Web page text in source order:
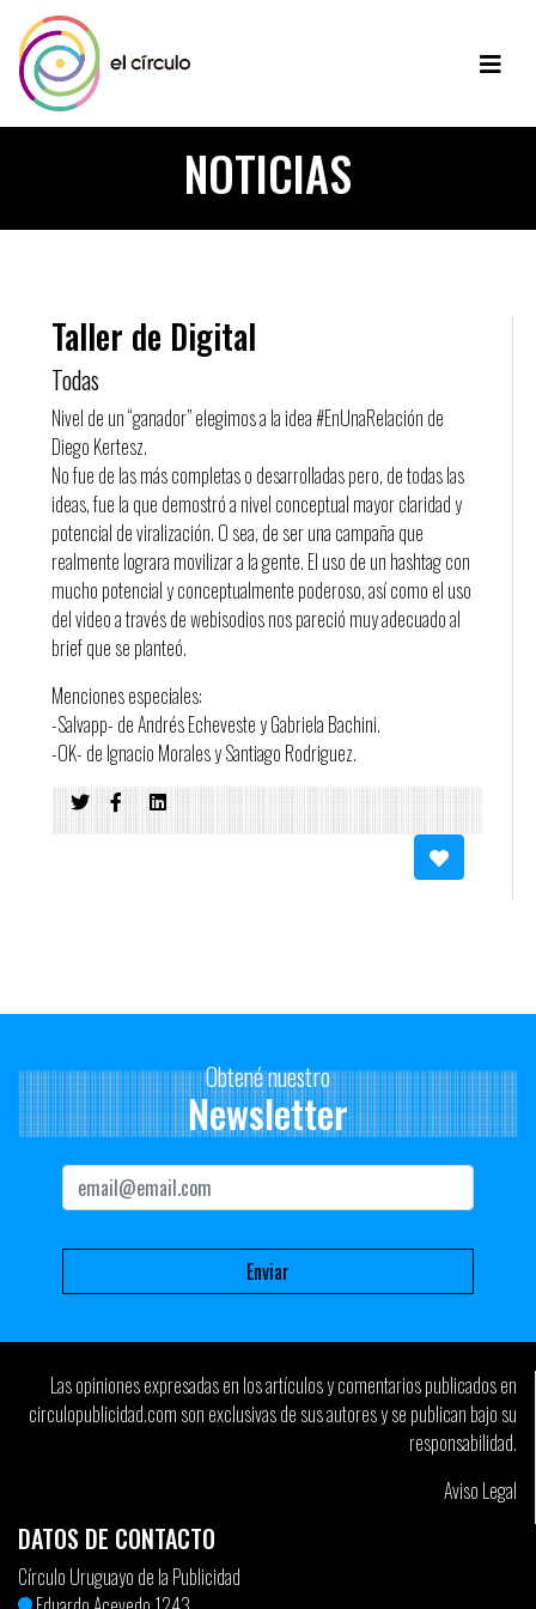
NOTICIAS
Taller de Digital
Todas
Nivel de un “ganador” elegimos a la idea #EnUnaRelación de
Diego Kertesz.
No fue de las más completas o desarrolladas pero, de todas las
ideas, fue la que demostró a nivel conceptual mayor claridad y
potencial de viralización. O sea, de ser una campaña que
realmente lograra movilizar a la gente. El uso de un hashtag con
mucho potencial y conceptualmente poderoso, así como el uso
del video a través de webisodios nos pareció muy adecuado al
brief que se planteó.
Menciones especiales:
-Salvapp- de Andrés Echeveste y Gabriela Bachini.
-OK- de Ignacio Morales y Santiago Rodriguez.
Obtené nuestro
Newsletter
Las opiniones expresadas en los artículos y comentarios publicados en
circulopublicidad.com son exclusivas de sus autores y se publican bajo su
responsabilidad.
Aviso Legal
DATOS DE CONTACTO
Círculo Uruguayo de la Publicidad